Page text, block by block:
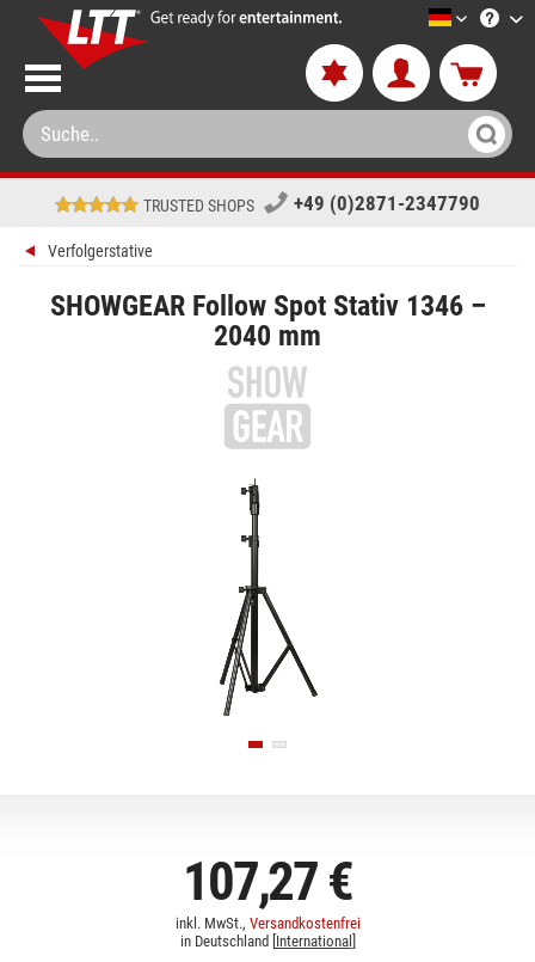
LTT-
TRUSTED SHOPS +49 (0)2871-2347790
Verfolgerstative
SHOWGEAR Follow Spot Stativ 1346 –
2040 mm
107,27 €
inkl. MwSt., Versandkostenfrei
in Deutschland [ International